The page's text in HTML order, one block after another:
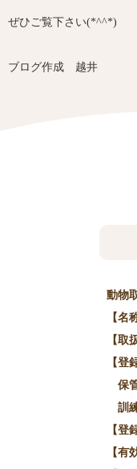
ぜひご覧下さい(*^^*)
ブログ作成 越井
動物
【名
【取
【登
保
訓
【登
【有